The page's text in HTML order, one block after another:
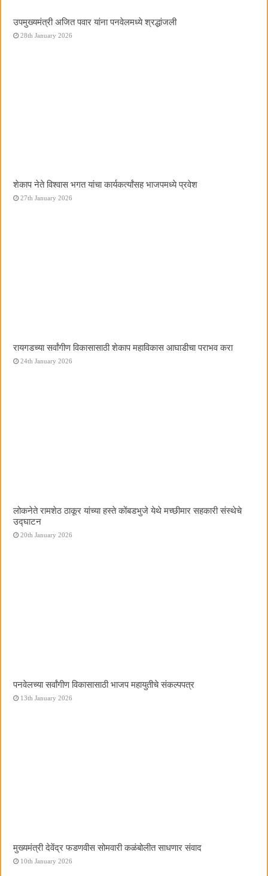
उपमुख्यमंत्री अजित पवार यांना पनवेलमध्ये श्रद्धांजली
28th January 2026
शेकाप नेते विश्वास भगत यांचा कार्यकर्त्यांसह भाजपमध्ये प्रवेश
27th January 2026
रायगडच्या सर्वांगीण विकासासाठी शेकाप महाविकास आघाडीचा पराभव करा
24th January 2026
लोकनेते रामशेठ ठाकूर यांच्या हस्ते कोंबडभुजे येथे मच्छीमार सहकारी संस्थेचे
उद्घाटन
20th January 2026
पनवेलच्या सर्वांगीण विकासासाठी भाजप महायुतीचे संकल्पपत्र
13th January 2026
मुख्यमंत्री देवेंद्र फडणवीस सोमवारी कळंबोलीत साधणार संवाद
10th January 2026